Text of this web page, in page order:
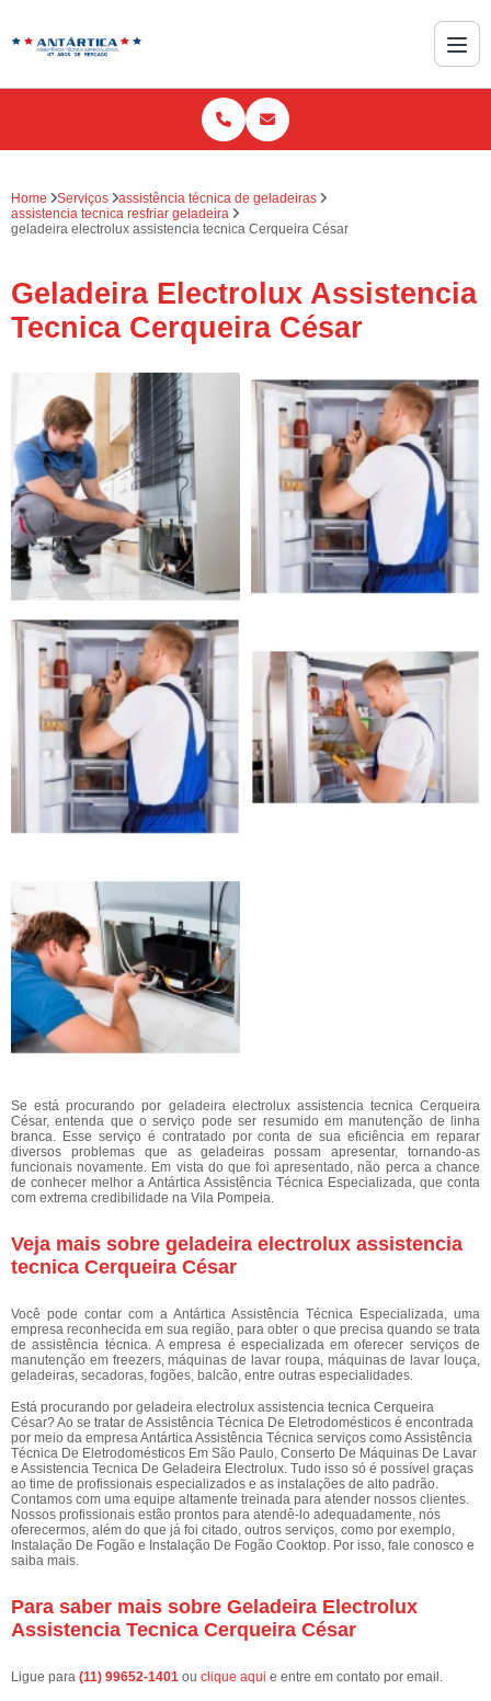
Home Serviços
assistência técnica de geladeiras
assistencia tecnica resfriar geladeira
geladeira electrolux assistencia tecnica Cerqueira César
Geladeira Electrolux Assistencia
Tecnica Cerqueira César
Se está procurando por geladeira electrolux assistencia tecnica Cerqueira
César, entenda que o serviço pode ser resumido em manutenção de linha
branca. Esse serviço é contratado por conta de sua eficiência em reparar
diversos problemas que as geladeiras possam apresentar, tornando-as
funcionais novamente. Em vista do que foi apresentado, não perca a chance
de conhecer melhor a Antártica Assistência Técnica Especializada, que conta
com extrema credibilidade na Vila Pompeia.
Veja mais sobre geladeira electrolux assistencia
tecnica Cerqueira César
Você pode contar com a Antártica Assistência Técnica Especializada, uma
empresa reconhecida em sua região, para obter o que precisa quando se trata
de assistência técnica. A empresa é especializada em oferecer serviços de
manutenção em freezers, máquinas de lavar roupa, máquinas de lavar louça,
geladeiras, secadoras, fogões, balcão, entre outras especialidades.
Está procurando por geladeira electrolux assistencia tecnica Cerqueira
César? Ao se tratar de Assistência Técnica De Eletrodomésticos é encontrada
por meio da empresa Antártica Assistência Técnica serviços como Assistência
Técnica De Eletrodomésticos Em São Paulo, Conserto De Máquinas De Lavar
e Assistencia Tecnica De Geladeira Electrolux. Tudo isso só é possível graças
ao time de profissionais especializados e as instalações de alto padrão.
Contamos com uma equipe altamente treinada para atender nossos clientes.
Nossos profissionais estão prontos para atendê-lo adequadamente, nós
oferecermos, além do que já foi citado, outros serviços, como por exemplo,
Instalação De Fogão e Instalação De Fogão Cooktop. Por isso, fale conosco e
saiba mais.
Para saber mais sobre Geladeira Electrolux
Assistencia Tecnica Cerqueira César
Ligue para (11) 99652-1401 ou clique aqui e entre em contato por email.